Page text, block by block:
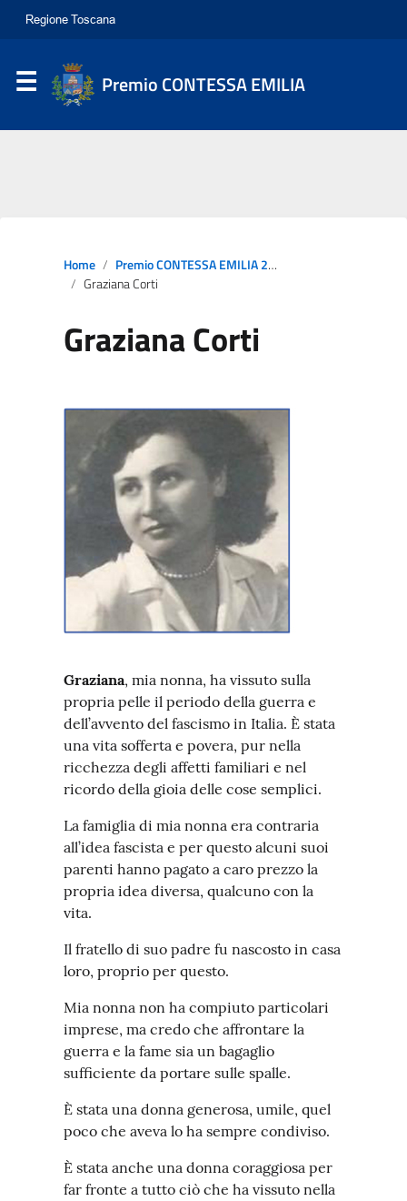
Premio CONTESSA EMILIA
Home
Premio CONTESSA EMILIA 2022
Graziana Corti
Graziana Corti
Graziana, mia nonna, ha vissuto sulla
propria pelle il periodo della guerra e
dell’avvento del fascismo in Italia. È stata
una vita sofferta e povera, pur nella
ricchezza degli affetti familiari e nel
ricordo della gioia delle cose semplici.
La famiglia di mia nonna era contraria
all’idea fascista e per questo alcuni suoi
parenti hanno pagato a caro prezzo la
propria idea diversa, qualcuno con la
vita.
Il fratello di suo padre fu nascosto in casa
loro, proprio per questo.
Mia nonna non ha compiuto particolari
imprese, ma credo che affrontare la
guerra e la fame sia un bagaglio
sufficiente da portare sulle spalle.
È stata una donna generosa, umile, quel
poco che aveva lo ha sempre condiviso.
È stata anche una donna coraggiosa per
far fronte a tutto ciò che ha vissuto nella